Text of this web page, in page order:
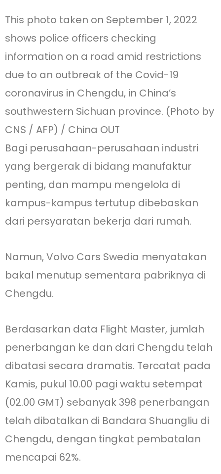
This photo taken on September 1, 2022
shows police officers checking
information on a road amid restrictions
due to an outbreak of the Covid-19
coronavirus in Chengdu, in China’s
southwestern Sichuan province. (Photo by
CNS / AFP) / China OUT
Bagi perusahaan-perusahaan industri
yang bergerak di bidang manufaktur
penting, dan mampu mengelola di
kampus-kampus tertutup dibebaskan
dari persyaratan bekerja dari rumah.
Namun, Volvo Cars Swedia menyatakan
bakal menutup sementara pabriknya di
Chengdu.
Berdasarkan data Flight Master, jumlah
penerbangan ke dan dari Chengdu telah
dibatasi secara dramatis. Tercatat pada
Kamis, pukul 10.00 pagi waktu setempat
(02.00 GMT) sebanyak 398 penerbangan
telah dibatalkan di Bandara Shuangliu di
Chengdu, dengan tingkat pembatalan
mencapai 62%.